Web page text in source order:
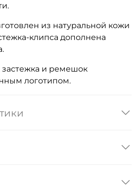
из натуральной кожи
клипса дополнена
застежка и ремешок
логотипом.